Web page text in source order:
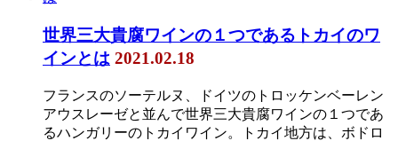
世界三大貴腐ワインの１つであるトカイのワ
インとは 2021.02.18
フランスのソーテルヌ、ドイツのトロッケンベーレン
アウスレーゼと並んで世界三大貴腐ワインの１つであ
るハンガリーのトカイワイン。トカイ地方は、ボドロ